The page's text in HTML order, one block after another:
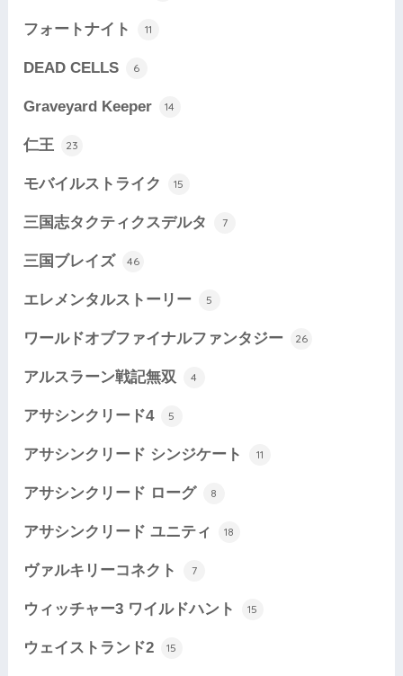
フォートナイト 11
DEAD CELLS 6
Graveyard Keeper 14
仁王 23
モバイルストライク 15
三国志タクティクスデルタ 7
三国ブレイズ 46
エレメンタルストーリー 5
ワールドオブファイナルファンタジー 26
アルスラーン戦記無双 4
アサシンクリード4 5
アサシンクリード シンジケート 11
アサシンクリード ローグ 8
アサシンクリード ユニティ 18
ヴァルキリーコネクト 7
ウィッチャー3 ワイルドハント 15
ウェイストランド2 15